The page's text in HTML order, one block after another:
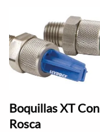
Boquillas XT Con
Rosca